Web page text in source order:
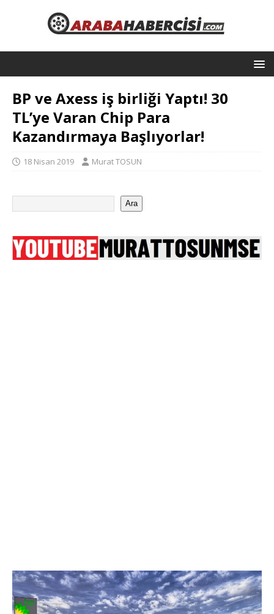
BP ve Axess iş birliği Yaptı! 30
TL’ye Varan Chip Para
Kazandırmaya Başlıyorlar!
18 Nisan 2019 Murat TOSUN
Ara